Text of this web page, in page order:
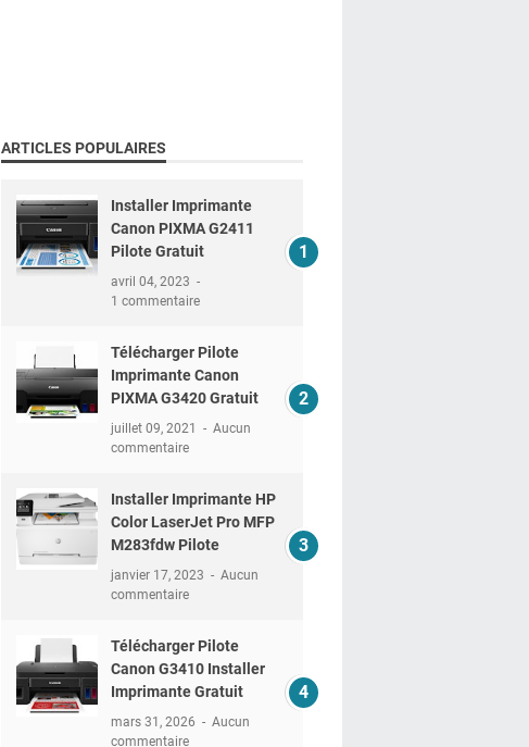
ARTICLES POPULAIRES
Installer Imprimante
Canon PIXMA G2411
Pilote Gratuit
avril 04, 2023
1 commentaire
Télécharger Pilote
Imprimante Canon
PIXMA G3420 Gratuit
juillet 09, 2021
Aucun
commentaire
Installer Imprimante HP
Color LaserJet Pro MFP
M283fdw Pilote
janvier 17, 2023
Aucun
commentaire
Télécharger Pilote
Canon G3410 Installer
Imprimante Gratuit
mars 31, 2026
Aucun
commentaire